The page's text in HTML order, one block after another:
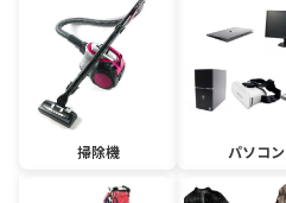
掃除機 パソコン